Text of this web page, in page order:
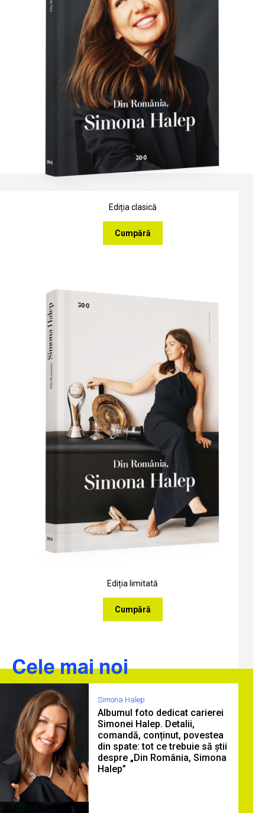
Ediția clasică
Cumpără
Ediția limitată
Cumpără
Cele mai noi
Simona Halep
Albumul foto dedicat carierei
Simonei Halep. Detalii,
comandă, conținut, povestea
din spate: tot ce trebuie să știi
despre „Din România, Simona
Halep”